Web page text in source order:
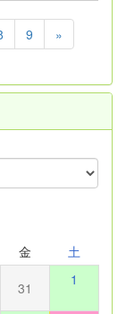
9 »
金 土
31 1